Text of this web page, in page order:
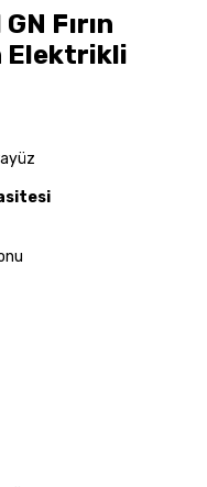
Fırın
Elektrikli